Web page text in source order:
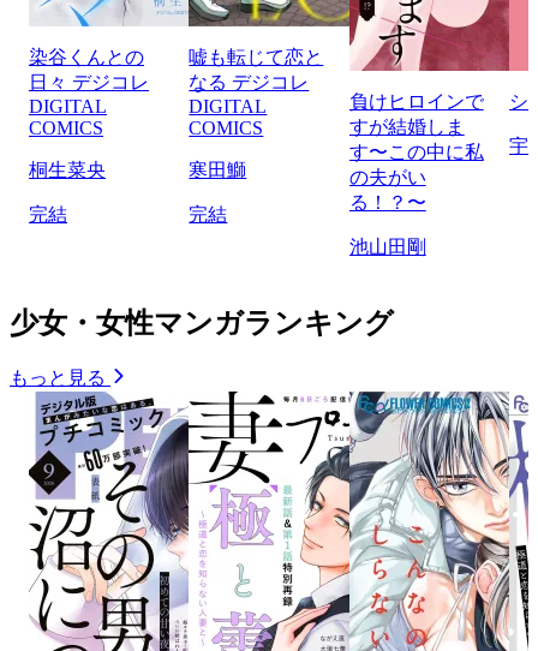
染谷くんとの
日々 デジコレ
DIGITAL
COMICS
桐生菜央
完結
嘘も転じて恋と
なる デジコレ
DIGITAL
COMICS
寒田鰤
完結
負けヒロインで
すが結婚しま
す〜この中に私
の夫がい
る！？〜
池山田剛
シ
宇
少女・女性マンガランキング
もっと見る